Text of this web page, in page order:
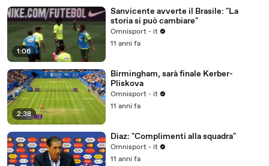
1:06
Sanvicente avverte il Brasile: "La
storia si può cambiare"
Omnisport - it
11 anni fa
2:38
Birmingham, sarà finale Kerber-
Pliskova
Omnisport - it
11 anni fa
Diaz: "Complimenti alla squadra"
Omnisport - it
11 anni fa